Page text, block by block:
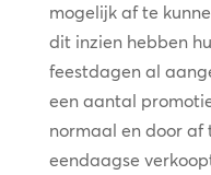
mogelijk af te
dit inzien hebben
feestdagen al
een aantal
normaal en door af
eendaagse